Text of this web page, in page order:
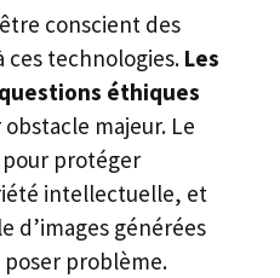
conscient des
technologies. Les
éthiques
majeur. Le
protéger
intellectuelle, et
d’images générées
problème.